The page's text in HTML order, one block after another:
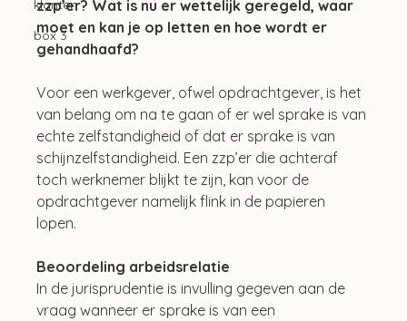
klanten
box 3
zzp’er? Wat is nu er wettelijk geregeld, waar
moet en kan je op letten en hoe wordt er
gehandhaafd?
Voor een werkgever, ofwel opdrachtgever, is het
van belang om na te gaan of er wel sprake is van
echte zelfstandigheid of dat er sprake is van
schijnzelfstandigheid. Een zzp’er die achteraf
toch werknemer blijkt te zijn, kan voor de
opdrachtgever namelijk flink in de papieren
lopen.
Beoordeling arbeidsrelatie
In de jurisprudentie is invulling gegeven aan de
vraag wanneer er sprake is van een